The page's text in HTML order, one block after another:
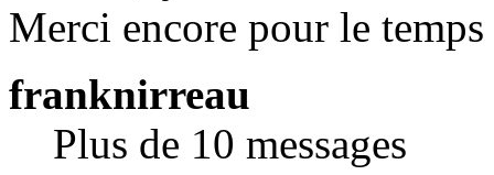
Merci encore pour le
franknirreau
Plus de 10 messages